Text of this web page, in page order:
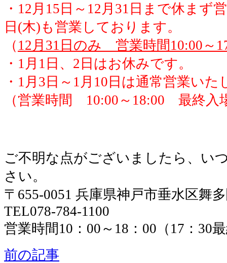
・12月15日～12月31日まで休ま
日(木)も営業しております。
（ 12月31日のみ 営業時間10:00～
・1月1日、2日はお休みです。
・1月3日～1月10日は通常営業いた
（営業時間 10:00～18:00 最終入
ご不明な点がございましたら、い
さい。
〒655-0051 兵庫県神戸市垂水区舞
TEL078-784-1100
営業時間10：00～18：00（17：30
前の記事